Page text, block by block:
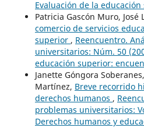
Evaluación de la
Patricia Gascón Muro, José
comercio de servicios
superior , Reencuentro.
universitarios: Núm. 50
educación superior:
Janette Góngora
Martínez, Breve recorrido
derechos humanos ,
problemas universitarios:
Derechos humanos y